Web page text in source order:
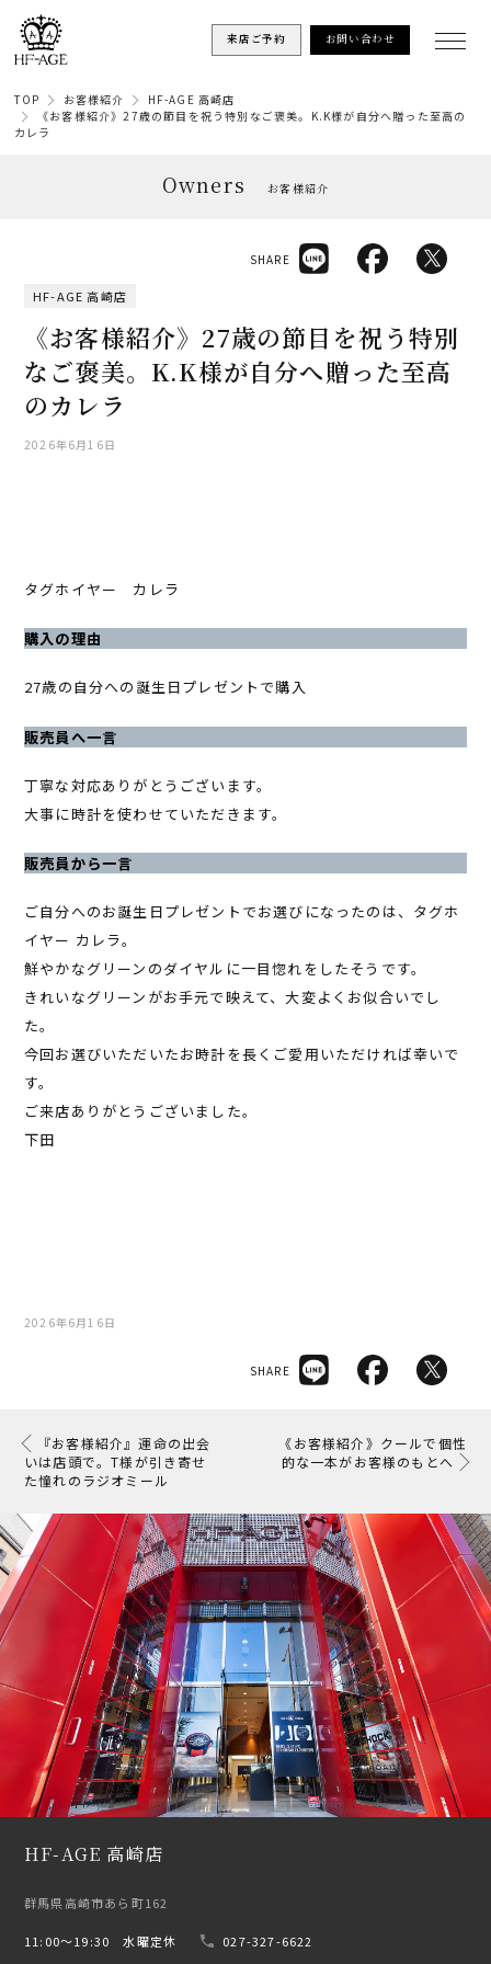
来店ご予約 お問い合わせ
TOP お客様紹介
HF-AGE 高崎店
《お客様紹介》27歳の節目を祝う特別なご褒美。K.K様が自分へ贈った至高の
カレラ
Owners お客様紹介
HF-AGE 高崎店
《お客様紹介》27歳の節目を祝う特別
なご褒美。K.K様が自分へ贈った至高
のカレラ
2026年6月16日
SHARE
タグホイヤー カレラ
購入の理由
27歳の自分への誕生日プレゼントで購入
販売員へ一言
丁寧な対応ありがとうございます。
大事に時計を使わせていただきます。
販売員から一言
ご自分へのお誕生日プレゼントでお選びになったのは、タグホ
イヤー カレラ。
鮮やかなグリーンのダイヤルに一目惚れをしたそうです。
きれいなグリーンがお手元で映えて、大変よくお似合いでし
た。
今回お選びいただいたお時計を長くご愛用いただければ幸いで
す。
ご来店ありがとうございました。
下田
2026年6月16日
SHARE
『お客様紹介』運命の出会
いは店頭で。T様が引き寄せ
た憧れのラジオミール
《お客様紹介》クールで個性
的な一本がお客様のもとへ
HF-AGE 高崎店
群馬県高崎市あら町162
11:00〜19:30 水曜定休 027-327-6622